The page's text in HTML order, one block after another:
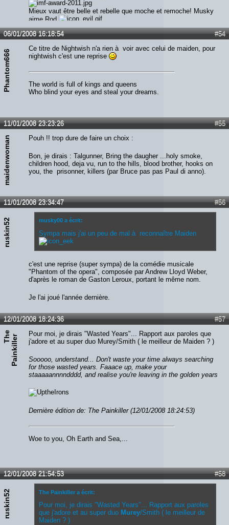
Mieux vaut être belle et rebelle que moche et remoche! Musky
aime Rod
#54
06/01/2008 16:18:54
Phantom666
Ce titre de Nightwish n'a rien à voir avec celui de maiden, pour
nightwish c'est une reprise
The world is full of kings and queens
Who blind your eyes and steal your dreams.
#55
11/01/2008 23:23:26
maidenwoman Pouh !! trop dure de faire un choix :
Bon, je dirais : Talgunner, Bring the daugher ...holy smoke,
children hood, deja vu, run to the hills, blood brother, hooks on
you, the prisonner, killers (par Bruce pas pas Paul di anno).
#56
11/01/2008 23:34:47
ruskin52 musky00 a écrit:
Sympa mais j'ai un peu de mal à reconnaître Maiden
c'est une reprise (super sympa) de la comédie musicale
"Phantom of the opera", composée par Andrew Lloyd Weber,
d'après le roman de Gaston Leroux, portant le même nom.
Je l'ai joué l'année dernière.
#57
12/01/2008 18:24:36
Th
e
P
a
i
n
k
i
l
l
er
Pour moi, je dirais "Wasted Years"... Rapport aux paroles que
j'adore et au super duo Murey/Smith ( le meilleur de Maiden ? )
Sooooo, understand... Don't waste your time always searching
for those wasted years. Faaace up, make your
staaaaannnndddd, and realise you're leaving in the golden years
Dernière édition de: The Painkiller (12/01/2008 18:24:53)
Woe to you, Oh Earth and Sea,...
#58
12/01/2008 21:54:53
ruskin52 The Painkiller a écrit:
Pour moi, je dirais "Wasted Years"... Rapport aux paroles
que j'adore et au super duo Murey/Smith ( le meilleur de
Maiden ? )